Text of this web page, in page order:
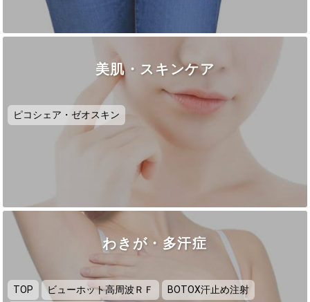
美肌・スキンケア
ピコシェア・ゼオスキン
わきが・多汗症
TOP ビューホット高周波ＲＦ BOTOX汗止め注射